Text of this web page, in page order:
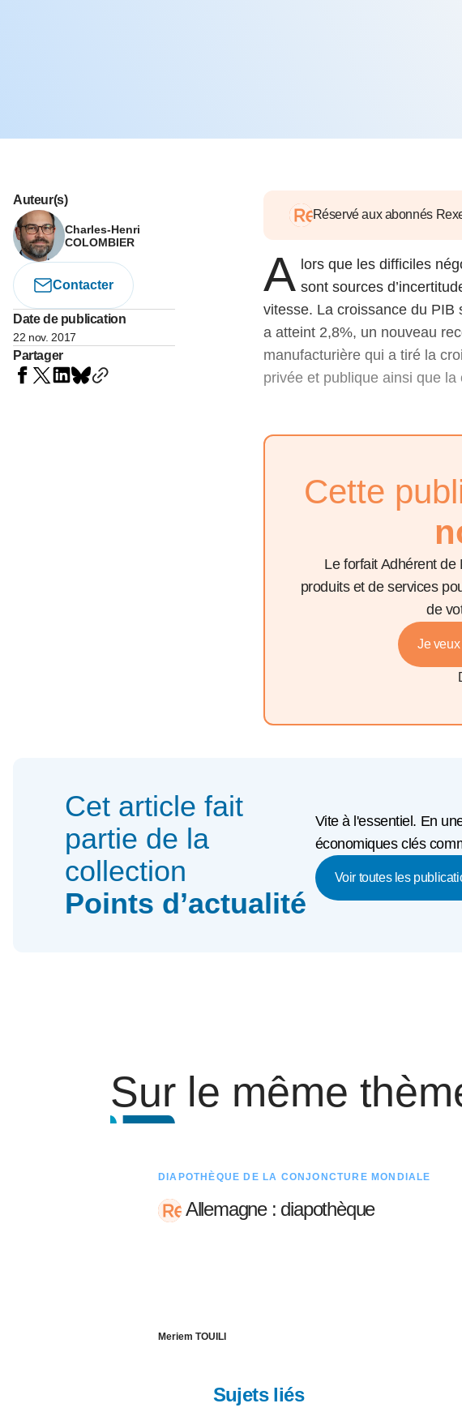
Voir tous les économistes
l’Okavango
Voir toute la presse
Auteur(s)
Charles-Henri
COLOMBIER
Contacter
Date de publication
22 nov. 2017
Partager
Réservé aux abonnés
A lors que les difficiles
sont sources
vitesse. La croissance du PIB
a atteint 2,8%, un nouveau
manufacturière qui a tiré la
privée et publique ainsi que
Cette
Le forfait Adhérent
produits et de services
de
Je
Cet article fait
partie de la
collection
Points d’actualité
Vite à l'essentiel. En
économiques clés
Voir toutes les
Sur le même
DIAPOTHÈQUE DE LA CONJONCTURE MONDIALE
Allemagne : diapothèque
Meriem TOUILI
Sujets liés